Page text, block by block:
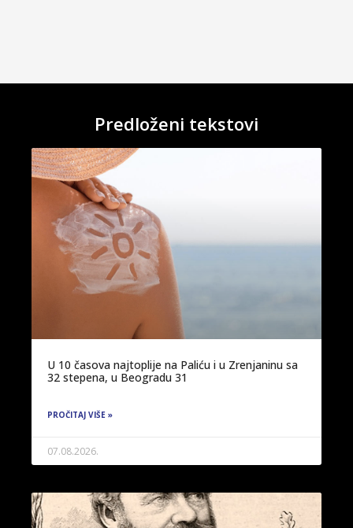
Predloženi tekstovi
U 10 časova najtoplije na Paliću i u Zrenjaninu sa
32 stepena, u Beogradu 31
PROČITAJ VIŠE »
07.08.2026.